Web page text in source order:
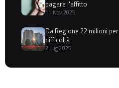
pagare l'affitto
11 Nov 2025
Da Regione 22 milioni
difficoltà
2 Lug 2025